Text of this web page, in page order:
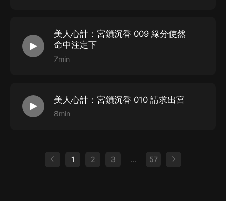
美人心計：宮鎖沉香 009 緣分使然
命中注定下
7min
美人心計：宮鎖沉香 010 請求出宮
8min
1 2 3 ... 57